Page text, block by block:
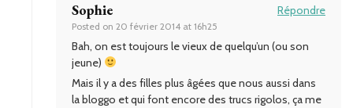
Sophie
Posted on 20 février 2014 at 16h25
Répondre
Bah, on est toujours le vieux de quelqu’un (ou son
jeune)
Mais il y a des filles plus âgées que nous aussi dans
la bloggo et qui font encore des trucs rigolos, ça me